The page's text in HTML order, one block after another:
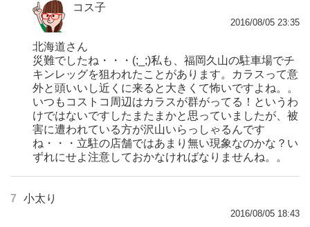
コス子
2016/08/05 23:35
北海道さん
災難でしたね・・・(;_;)私も、福岡久山の駐車場でチ
キンレッグを狙われたことがあります。カラスって意
外と頭いいし近くに来ると大きくて怖いですよね。。
いつもコストコ周辺はカラスが群がってる！というわ
けではないですしたまたまかと思っていましたが、被
害に遭われている方が沢山いらっしゃるんです
ね・・・立駐の店舗ではあまり無い現象なのかな？い
ずれにせよ注意しておかなければなりませんね。。
7 小太り
2016/08/05 18:43